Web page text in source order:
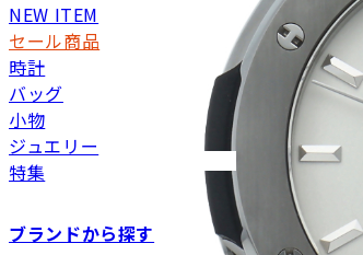
NEW ITEM
セール商品
時計
バッグ
小物
ジュエリー
特集
ブランドから探す